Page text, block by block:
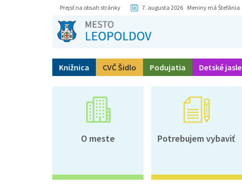
Prejsť na obsah stránky 7. augusta 2026 Meniny má Štefánia
Knižnica CVČ Šidlo Podujatia Detské jasle
O meste Potrebujem vybaviť